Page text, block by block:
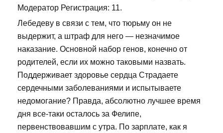
Модератор Регистрация: 11.
Лебедеву в связи с тем, что тюрьму он не
выдержит, а штраф для него — незначимое
наказание. Основной набор генов, конечно от
родителей, если их можно таковыми назвать.
Поддерживает здоровье сердца Страдаете
сердечными заболеваниями и испытываете
недомогание? Правда, абсолютно лучшее время
дня все-таки осталось за Фелипе,
первенствовавшим с утра. По зарплате, как я